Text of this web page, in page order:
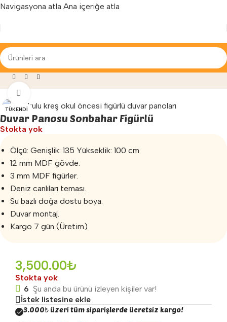
Navigasyona atla Ana içeriğe atla
»Duvar Panosu
TÜKENDI
Duvar Panosu Sonbahar Figürlü
Stokta yok
Ölçü: Genişlik: 135 Yükseklik: 100 cm
12 mm MDF gövde.
3 mm MDF figürler.
Deniz canlıları teması.
Su bazlı doğa dostu boya.
Duvar montaj.
Kargo 7 gün (Üretim)
3,500.00₺
Stokta yok
6 Şu anda bu ürünü izleyen kişiler var!
İstek listesine ekle
3.000₺ üzeri tüm siparişlerde ücretsiz kargo!